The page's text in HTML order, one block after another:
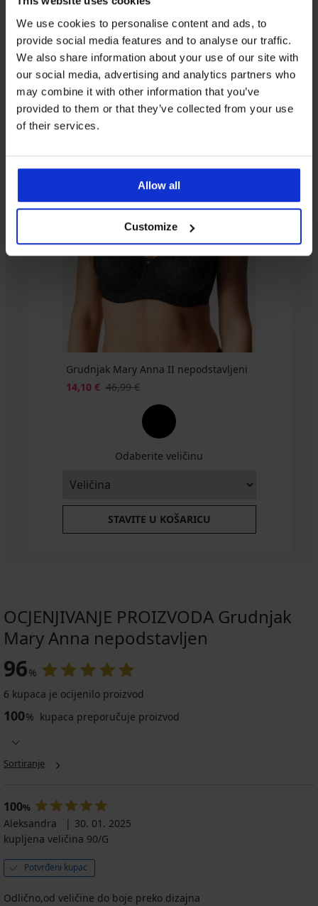
We use cookies to personalise content and ads, to
provide social media features and to analyse our traffic.
We also share information about your use of our site with
our social media, advertising and analytics partners who
may combine it with other information that you’ve
provided to them or that they’ve collected from your use
of their services.
Allow all
Customize
BESTSELLER
nepodstavljen
Rasprodaja -30%
5
Grudnjak
Power
smanjivanje
34,29
€
-30%
5
Grudnjak
Philipa
24,49
Rasprodaja -70%
5
Grudnjak
žica
€
4,9
Grudnjak
grudi
41,99
4,5
Pamučni
grudnjak
49,99
Iz iste kolekcije
Grudnjak Mary Anna II nepodstavljeni
14,10 € 46,99 €
Odaberite veličinu
STAVITE U KOŠARICU
OCJENJIVANJE PROIZVODA Grudnjak
Mary Anna nepodstavljen
96%
6 kupaca je ocijenilo proizvod
100% kupaca preporučuje proizvod
Sortiranje
100%
Aleksandra
30. 01. 2025
kupljena veličina 90/G
Potvrđeni kupac
Odlično,od veličine do boje preko dizajna